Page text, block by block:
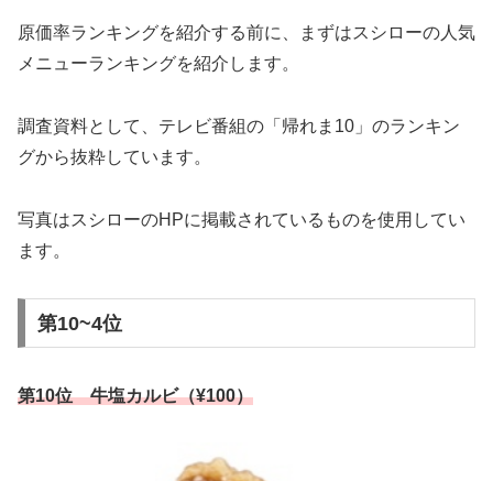
原価率ランキングを紹介する前に、まずはスシローの人気
メニューランキングを紹介します。
調査資料として、テレビ番組の「帰れま10」のランキン
グから抜粋しています。
写真はスシローのHPに掲載されているものを使用してい
ます。
第10~4位
第10位 牛塩カルビ（¥100）